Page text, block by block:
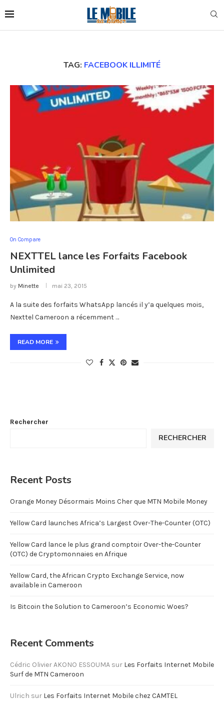
TAG: FACEBOOK ILLIMITÉ
On Compare
NEXTTEL lance les Forfaits Facebook
Unlimited
by Minette mai 23, 2015
A la suite des forfaits WhatsApp lancés il y’a quelques mois,
Nexttel Cameroon a récemment …
READ MORE
Rechercher
RECHERCHER
Recent Posts
Orange Money Désormais Moins Cher que MTN Mobile Money
Yellow Card launches Africa’s Largest Over-The-Counter (OTC)
Yellow Card lance le plus grand comptoir Over-the-Counter
(OTC) de Cryptomonnaies en Afrique
Yellow Card, the African Crypto Exchange Service, now
available in Cameroon
Is Bitcoin the Solution to Cameroon’s Economic Woes?
Recent Comments
Cédric Olivier AKONO ESSOUMA sur Les Forfaits Internet Mobile
Surf de MTN Cameroon
Ulrich sur Les Forfaits Internet Mobile chez CAMTEL